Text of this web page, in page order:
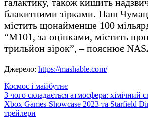
блакитними зірками. Наш
містить щонайменше 100
“M101, за оцінками, містить
трильйон зірок”, – пояснює
Джерело: https://mashable.com/
Космос і майбутнє
Навігація
записів
З чого складається атмосфера: хімічний
Xbox Games Showcase 2023 та Starfield
трейлери